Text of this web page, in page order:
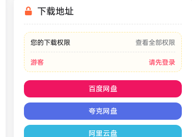
下载地址
您的下载权限 查看全部权限
游客 请先登录
百度网盘
夸克网盘
阿里云盘